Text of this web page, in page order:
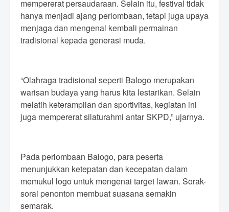
mempererat persaudaraan. Selain itu, festival tidak
hanya menjadi ajang perlombaan, tetapi juga upaya
menjaga dan mengenal kembali permainan
tradisional kepada generasi muda.
“Olahraga tradisional seperti Balogo merupakan
warisan budaya yang harus kita lestarikan. Selain
melatih keterampilan dan sportivitas, kegiatan ini
juga mempererat silaturahmi antar SKPD,” ujarnya.
Pada perlombaan Balogo, para peserta
menunjukkan ketepatan dan kecepatan dalam
memukul logo untuk mengenai target lawan. Sorak-
sorai penonton membuat suasana semakin
semarak.